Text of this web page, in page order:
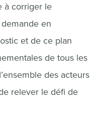
à corriger le
en
et de ce plan
de tous les
des acteurs
relever le défi de